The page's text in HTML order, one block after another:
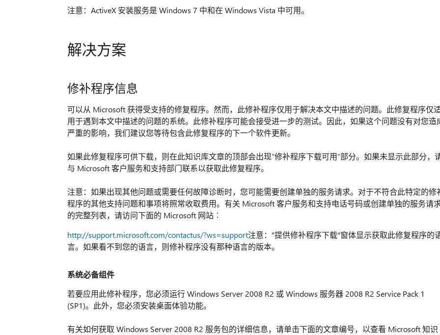
注意：ActiveX 安装服务是 Windows 7 中和在 Windows Vista 中可用。
解决方案
修补程序信息
可以从 Microsoft 获得受支持的修复程序。然而，此修补程序仅用于解决本文中描述的问题。此修复程序仅
用于遇到本文中描述的问题的系统。此修补程序可能会接受进一步的测试。因此，如果这个问题没有对您造
严重的影响，我们建议您等待包含此修复程序的下一个软件更新。
如果此修复程序可供下载，则在此知识库文章的顶部会出现“修补程序下载可用”部分。如果未显示此部分，
与 Microsoft 客户服务和支持部门联系以获取此修复程序。
注意：如果出现其他问题或需要任何故障诊断时，您可能需要创建单独的服务请求。对于不符合此特定的修
程序的其他支持问题和事项将照常收取费用。有关 Microsoft 客户服务和支持电话号码或创建单独的服务请
的完整列表，请访问下面的 Microsoft 网站︰
http://support.microsoft.com/contactus/?ws=support注意："提供修补程序下载"窗体显示获取此修复程序的
言。如果看不到您的语言，则修补程序没有那种语言的版本。
系统必备组件
若要应用此修补程序，您必须运行 Windows Server 2008 R2 或 Windows 服务器 2008 R2 Service Pack 1
(SP1)。此外，您必须安装桌面体验功能。
有关如何获取 Windows Server 2008 R2 服务包的详细信息，请单击下面的文章编号，以查看 Microsoft 知识